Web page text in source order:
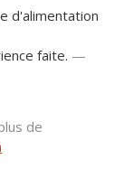
d'alimentation
faite. —
de